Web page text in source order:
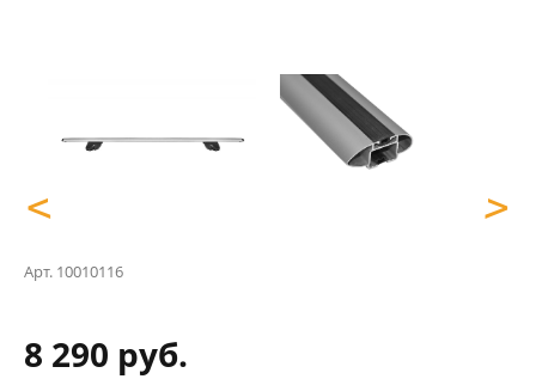
< >
Арт. 10010116
8 290 руб.